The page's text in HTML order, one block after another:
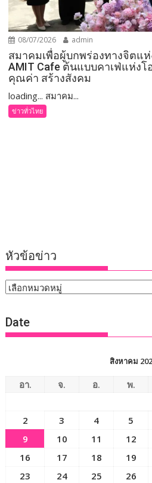
08/07/2026 admin
สมาคมเพื่อผู้บกพร่องทางจิตแห่
AMIT Cafe ต้นแบบคาเฟ่แห่งโ
คุณค่า สร้างสังคม
loading... สมาคม...
ข่าวทั่วไทย
หัวข้อข่าว
หัวข้อ
Date
สิงหาคม
อา. จ. อ. พ.
2
3 4 5
9
10 11 12
16
17 18 19
23
24 25 26